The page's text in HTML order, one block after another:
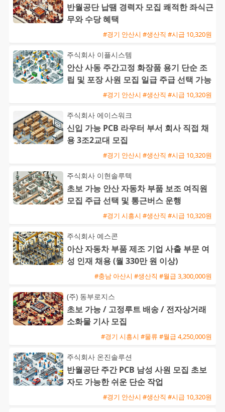
반월공단 납땜 경력자 모집 쾌적한 좌식근
무와 수당 혜택
#경기 안산시 #생산직 #시급 10,320원
주식회사 이플시스템
안산 사동 주간고정 화장품 용기 단순 조
립 및 포장 사원 모집 일급 주급 선택 가능
#경기 안산시 #생산직 #시급 10,320원
주식회사 에이스워크
신입 가능 PCB 라우터 부서 회사 직접 채
용 3조2교대 모집
#경기 안산시 #생산직 #시급 10,320원
주식회사 이현솔루텍
초보 가능 안산 자동차 부품 보조 여직원
모집 주급 선택 및 통근버스 운행
#경기 시흥시 #생산직 #시급 10,320원
주식회사 예스콘
아산 자동차 부품 제조 기업 사출 부문 여
성 인재 채용 (월 330만 원 이상)
#충남 아산시 #생산직 #월급 3,300,000원
(주) 동부로지스
초보 가능 / 고정루트 배송 / 전자상거래
소화물 기사 모집
#경기 시흥시 #물류 #월급 4,250,000원
주식회사 온진솔루션
반월공단 주간 PCB 남성 사원 모집 초보
자도 가능한 쉬운 단순 작업
#경기 안산시 #생산직 #시급 10,320원